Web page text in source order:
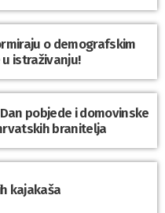
o demografskim
istraživanju!
pobjede i domovinske
branitelja
kajakaša